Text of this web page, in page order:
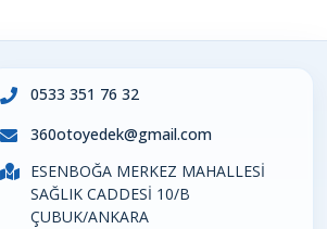
0533 351 76 32
360otoyedek@gmail.com
ESENBOĞA MERKEZ MAHALLESİ
SAĞLIK CADDESİ 10/B
ÇUBUK/ANKARA